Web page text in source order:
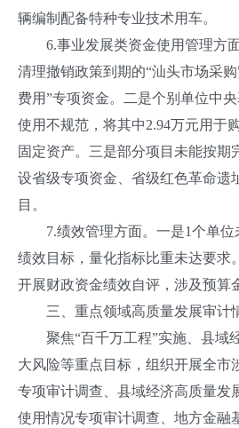
辆编制配备特种专业技术用车。
6.事业发展类资金使用管理方面
清理撤销政策到期的“汕头市场采
费用”专项资金。二是个别单位中
使用不规范，将其中2.94万元用于
固定资产。三是部分项目未能按期
设省级专项资金、省级红色革命遗
目。
7.绩效管理方面。一是1个单位
绩效目标，量化指标比重未达要求
开展财政资金绩效自评，涉及预算
三、重点领域高质量发展审计
聚焦“百千万工程”实施、县域
大风险等重点目标，组织开展全市
专项审计调查、县域经济高质量发
使用情况专项审计调查、地方金融